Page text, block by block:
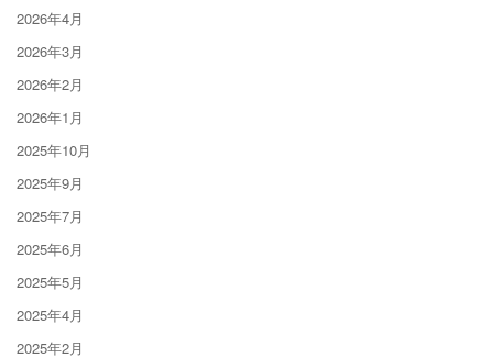
2026年4月
2026年3月
2026年2月
2026年1月
2025年10月
2025年9月
2025年7月
2025年6月
2025年5月
2025年4月
2025年2月